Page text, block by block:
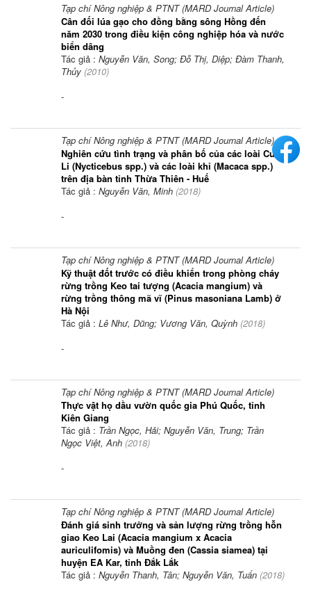
Tạp chí Nông nghiệp & PTNT (MARD Journal Article)
Cân đối lúa gạo cho đồng bằng sông Hồng đến
năm 2030 trong điều kiện công nghiệp hóa và nước
biển dâng
Tác giả : Nguyễn Văn, Song; Đỗ Thị, Diệp; Đàm Thanh,
Thủy (2010)
-
Tạp chí Nông nghiệp & PTNT (MARD Journal Article)
Nghiên cứu tình trạng và phân bố của các loài Cu
Li (Nycticebus spp.) và các loài khỉ (Macaca spp.)
trên địa bàn tỉnh Thừa Thiên - Huế
Tác giả : Nguyễn Văn, Minh (2018)
-
Tạp chí Nông nghiệp & PTNT (MARD Journal Article)
Kỹ thuật đốt trước có điều khiển trong phòng cháy
rừng trồng Keo tai tượng (Acacia mangium) và
rừng trồng thông mã vĩ (Pinus masoniana Lamb) ở
Hà Nội
Tác giả : Lê Như, Dũng; Vương Văn, Quỳnh (2018)
-
Tạp chí Nông nghiệp & PTNT (MARD Journal Article)
Thực vật họ dầu vườn quốc gia Phú Quốc, tỉnh
Kiên Giang
Tác giả : Trần Ngọc, Hải; Nguyễn Văn, Trung; Trần
Ngọc Việt, Anh (2018)
-
Tạp chí Nông nghiệp & PTNT (MARD Journal Article)
Đánh giá sinh trưởng và sản lượng rừng trồng hỗn
giao Keo Lai (Acacia mangium x Acacia
auriculifomis) và Muồng đen (Cassia siamea) tại
huyện EA Kar, tỉnh Đắk Lắk
Tác giả : Nguyễn Thanh, Tân; Nguyễn Văn, Tuấn (2018)